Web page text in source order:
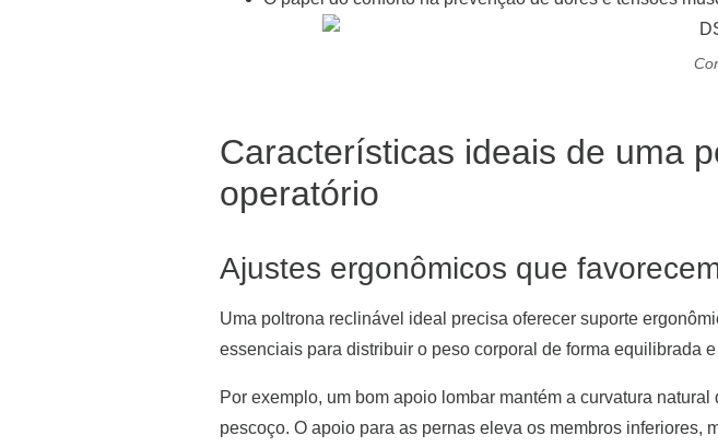
Características ideais de uma
operatório
Ajustes ergonômicos que
Uma poltrona reclinável ideal precisa oferecer suporte
essenciais para distribuir o peso corporal de forma equilibrada
Por exemplo, um bom apoio lombar mantém a curvatura
pescoço. O apoio para as pernas eleva os membros inferiores,